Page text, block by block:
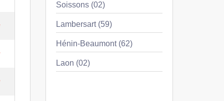
Soissons (02)
Lambersart (59)
Hénin-Beaumont (62)
Laon (02)